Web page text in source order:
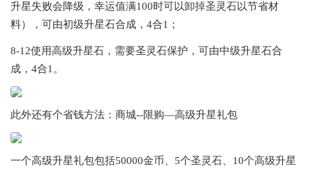
升星失败会降级，幸运值满100时可以卸掉圣灵石以节省材
料），可由初级升星石合成，4合1；
8-12使用高级升星石，需要圣灵石保护，可由中级升星石合
成，4合1。
此外还有个省钱方法：商城--限购—高级升星礼包
一个高级升星礼包包括50000金币、5个圣灵石、10个高级升星